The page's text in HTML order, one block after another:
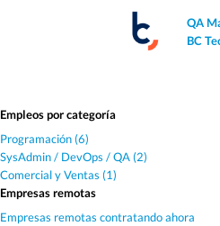
QA
BC
Empleos por categoría
Programación (6)
SysAdmin / DevOps / QA (2)
Comercial y Ventas (1)
Empresas remotas
Empresas remotas contratando ahora